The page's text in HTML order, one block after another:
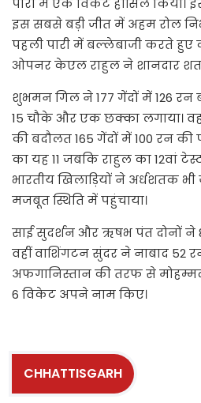
पारी में एक विकेट हासिल किया।
इस सबसे बड़ी जीत में अहम रोल
पहली पारी में बल्लेबाजी करते
ओपनर केएल राहुल ने शानदार
शुभमन गिल ने 177 गेंदों में 126 रन
15 चौके और एक छक्का लगाया।
की बदौलत 165 गेंदों में 100 रन
का यह 11 जबकि राहुल का 12वां
भारतीय खिलाड़ियों ने अर्धशतक
मजबूत स्थिति में पहुंचाया।
साई सुदर्शन और ऋषभ पंत दोनों ने
वहीं वाशिंगटन सुंदर ने नाबाद 52
अफगानिस्तान की तरफ से
6 विकेट अपने नाम किए।
CHHATTISGARH